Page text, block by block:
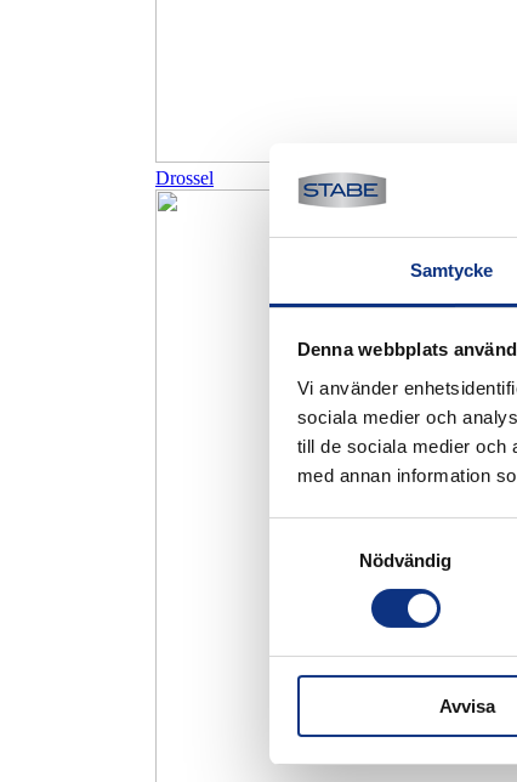
Samtycke
Denna webbplats
Vi använder
sociala medier och
till de sociala medier och
med annan information
Nödvändig
Avvisa
Drossel